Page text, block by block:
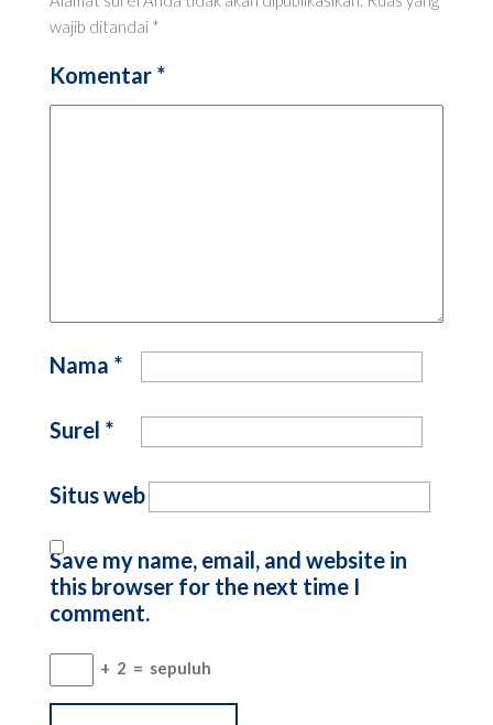
wajib ditandai *
Komentar *
Nama *
Surel *
Situs web
Save my name, email, and website in
this browser for the next time I
comment.
+ 2 = sepuluh